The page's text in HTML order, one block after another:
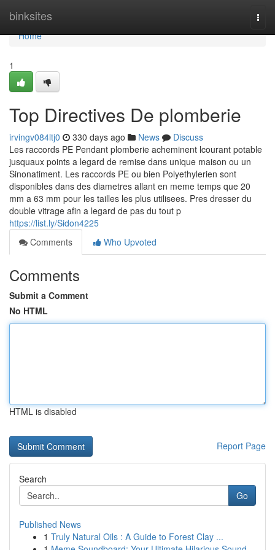
binksites
Home
Home
1
Top Directives De plomberie
irvingv084ltj0 330 days ago News
Discuss
Les raccords PE Pendant plomberie acheminent lcourant potable
jusquaux points a legard de remise dans unique maison ou un
Sinonatiment. Les raccords PE ou bien Polyethylerien sont
disponibles dans des diametres allant en meme temps que 20
mm a 63 mm pour les tailles les plus utilisees. Pres dresser du
double vitrage afin a legard de pas du tout p
https://list.ly/Sidon4225
Comments
Who Upvoted
Comments
Submit a Comment
No HTML
HTML is disabled
Report Page
Search
Go
Published News
1 Truly Natural Oils : A Guide to Forest Clay ...